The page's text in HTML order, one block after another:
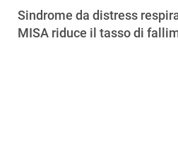
Sindrome da distress
MISA riduce il tasso di